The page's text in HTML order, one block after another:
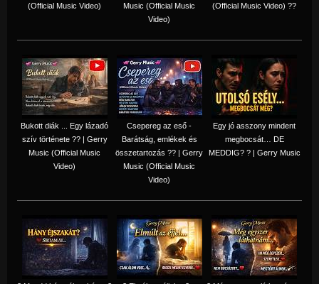
(Official Music Video)
Music (Official Music
Video)
(Official Music Video) ??
Bukott diák ... Egy lázadó
szív története ?? | Gerry
Music (Official Music
Video)
Csepereg az eső -
Barátság, emlékek és
összetartozás ?️? | Gerry
Music (Official Music
Video)
Egy jó asszony mindent
megbocsát… DE
MEDDIG? ? | Gerry Music